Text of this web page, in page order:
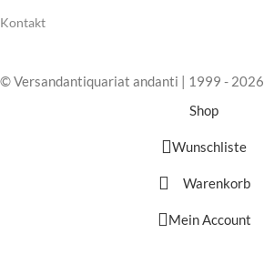
Kontakt
© Versandantiquariat andanti | 1999 - 2026
Shop
Wunschliste
Warenkorb
Mein Account